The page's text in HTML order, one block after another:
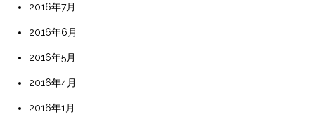
2016年7月
2016年6月
2016年5月
2016年4月
2016年1月